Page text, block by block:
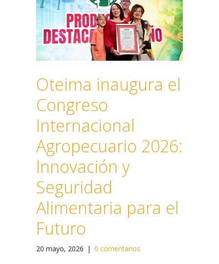
Oteima inaugura el
Congreso
Internacional
Agropecuario 2026:
Innovación y
Seguridad
Alimentaria para el
Futuro
20 mayo, 2026 | 0 comentarios